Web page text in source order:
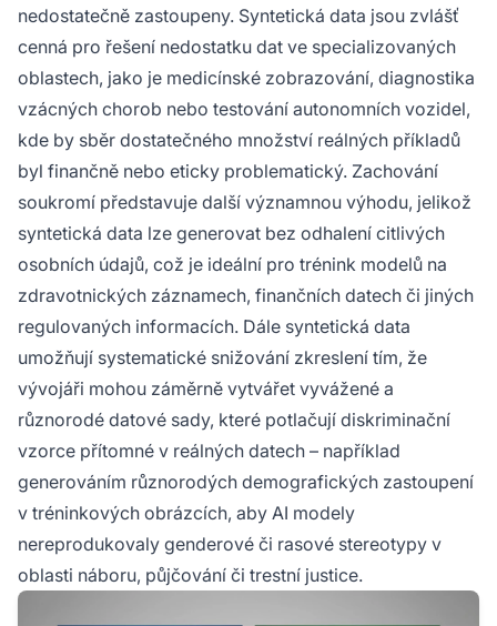
nedostatečně zastoupeny. Syntetická data jsou zvlášť
cenná pro řešení nedostatku dat ve specializovaných
oblastech, jako je medicínské zobrazování, diagnostika
vzácných chorob nebo testování autonomních vozidel,
kde by sběr dostatečného množství reálných příkladů
byl finančně nebo eticky problematický. Zachování
soukromí představuje další významnou výhodu, jelikož
syntetická data lze generovat bez odhalení citlivých
osobních údajů, což je ideální pro trénink modelů na
zdravotnických záznamech, finančních datech či jiných
regulovaných informacích. Dále syntetická data
umožňují systematické snižování zkreslení tím, že
vývojáři mohou záměrně vytvářet vyvážené a
různorodé datové sady, které potlačují diskriminační
vzorce přítomné v reálných datech – například
generováním různorodých demografických zastoupení
v tréninkových obrázcích, aby AI modely
nereprodukovaly genderové či rasové stereotypy v
oblasti náboru, půjčování či trestní justice.